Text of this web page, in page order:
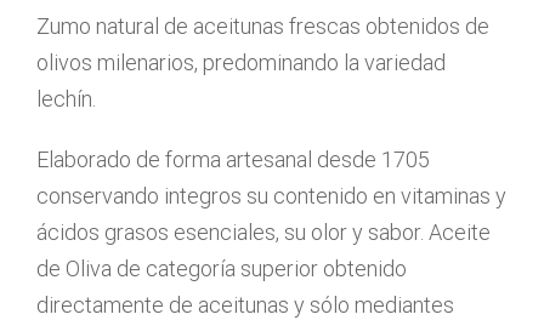
Zumo natural de aceitunas frescas obtenidos de
olivos milenarios, predominando la variedad
lechín.
Elaborado de forma artesanal desde 1705
conservando integros su contenido en vitaminas y
ácidos grasos esenciales, su olor y sabor. Aceite
de Oliva de categoría superior obtenido
directamente de aceitunas y sólo mediantes